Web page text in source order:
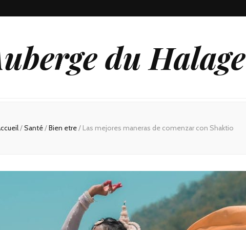
du Halage
/Santé/Bien etre/ Las mejores maneras de comenzar con Shaktio